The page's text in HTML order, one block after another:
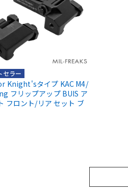
セラー
Knight'sタイプ KAC M4/
フリップアップ BUIS ア
フロント/リア セット ブ